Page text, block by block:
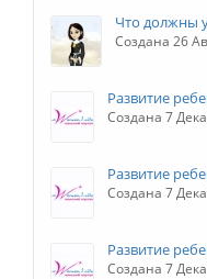
Что должны
Создана 26
Развитие
Создана 7
Развитие
Создана 7
Развитие
Создана 7